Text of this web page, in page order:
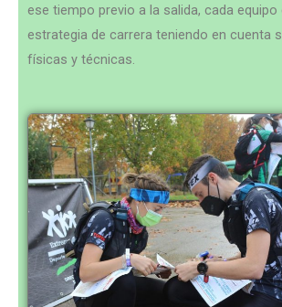
ese tiempo previo a la salida, cada equipo
estrategia de carrera teniendo en cuenta
físicas y técnicas.